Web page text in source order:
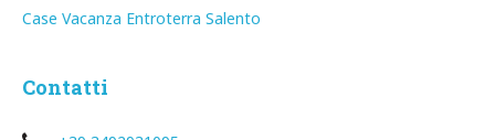
Case Vacanza Entroterra Salento
Contatti